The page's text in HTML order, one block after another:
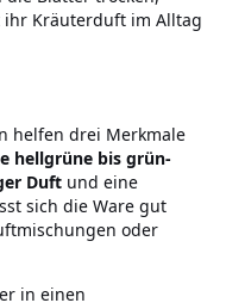
Kräuterduft im Alltag
helfen drei Merkmale
hellgrüne bis grün-
Duft und eine
sich die Ware gut
oder
in einen